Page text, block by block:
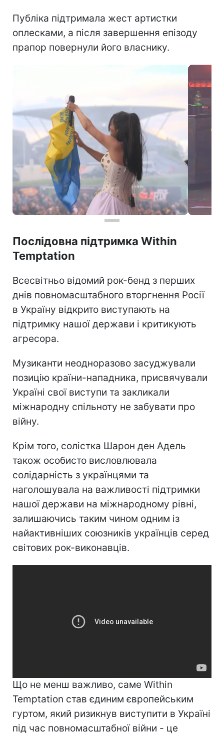
Публіка підтримала жест артистки
оплесками, а після завершення епізоду
прапор повернули його власнику.
Послідовна підтримка Within
Temptation
Всесвітньо відомий рок-бенд з перших
днів повномасштабного вторгнення Росії
в Україну відкрито виступають на
підтримку нашої держави і критикують
агресора.
Музиканти неодноразово засуджували
позицію країни-нападника, присвячували
Україні свої виступи та закликали
міжнародну спільноту не забувати про
війну.
Крім того, солістка Шарон ден Адель
також особисто висловлювала
солідарність з українцями та
наголошувала на важливості підтримки
нашої держави на міжнародному рівні,
залишаючись таким чином одним із
найактивніших союзників українців серед
світових рок-виконавців.
Що не менш важливо, саме Within
Temptation став єдиним європейським
гуртом, який ризикнув виступити в Україні
під час повномасштабної війни - це